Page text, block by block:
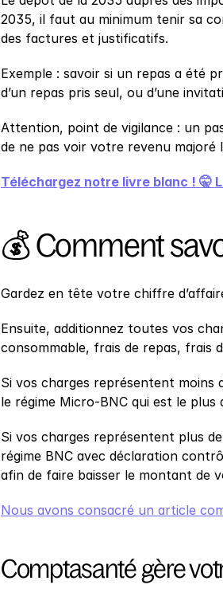
2035, il faut au minimum tenir sa
des factures et justificatifs.
Exemple : savoir si un repas a été
d’un repas pris seul, ou d’une
Attention, point de vigilance : un
de ne pas voir votre revenu majoré
Téléchargez notre livre blanc ! 🤫
💰 Comment
Gardez en tête votre chiffre
Ensuite, additionnez toutes vos
consommable, frais de repas, frais
Si vos charges représentent moins
le régime Micro-BNC qui est le plus
Si vos charges représentent plus
régime BNC avec déclaration
afin de faire baisser le montant de
Nous avons consacré un article
Comptasanté gère